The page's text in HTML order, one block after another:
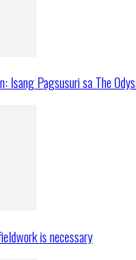
Isang Pagsusuri sa The
is necessary